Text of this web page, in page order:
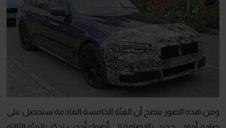
ومن هذه الصور يتضح أن الفئة الخامسة القادمة ستحصل على